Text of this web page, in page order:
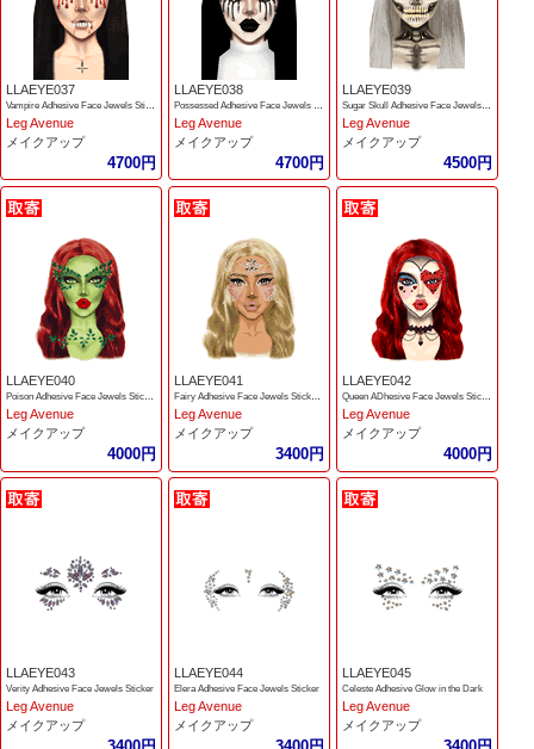
LLAEYE037
Vampire Adhesive Face Jewels Sticker
Leg Avenue
メイクアップ
4700円
LLAEYE038
Possessed Adhesive Face Jewels Sticker
Leg Avenue
メイクアップ
4700円
LLAEYE039
Sugar Skull Adhesive Face Jewels Sticker
Leg Avenue
メイクアップ
4500円
LLAEYE040
Poison Adhesive Face Jewels Stickers
Leg Avenue
メイクアップ
4000円
LLAEYE041
Fairy Adhesive Face Jewels Stickers
Leg Avenue
メイクアップ
3400円
LLAEYE042
Queen ADhesive Face Jewels Stickers
Leg Avenue
メイクアップ
4000円
LLAEYE043
Verity Adhesive Face Jewels Sticker
Leg Avenue
メイクアップ
LLAEYE044
Elera Adhesive Face Jewels Sticker
Leg Avenue
メイクアップ
LLAEYE045
Celeste Adhesive Glow in the Dark
Leg Avenue
メイクアップ